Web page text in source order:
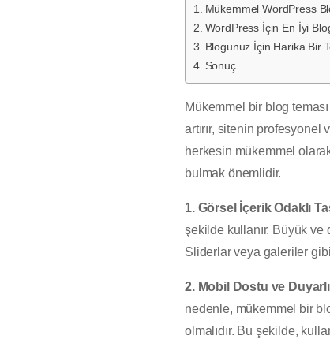
Mükemmel WordPress
WordPress İçin En İyi
Blogunuz İçin Harika Bir
Sonuç
Mükemmel bir blog
artırır, sitenin
herkesin mükemmel
bulmak önemlidir.
1. Görsel İçerik Odaklı
şekilde kullanır. Büyük ve
Sliderlar veya galeriler
2. Mobil Dostu ve
nedenle, mükemmel bir
olmalıdır. Bu şekilde,